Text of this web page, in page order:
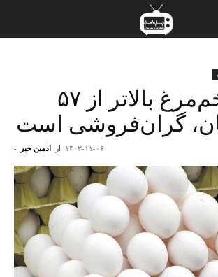
فروش تخم‌مرغ بالاتر از ۵۷
گران‌فروشی است
از ادمین خبر - ۱۴۰۲-۱۱-۰۶